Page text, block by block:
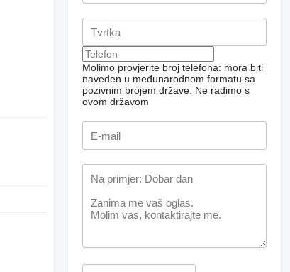
Molimo provjerite broj telefona: mora biti
naveden u međunarodnom formatu sa
pozivnim brojem države. Ne radimo s
ovom državom